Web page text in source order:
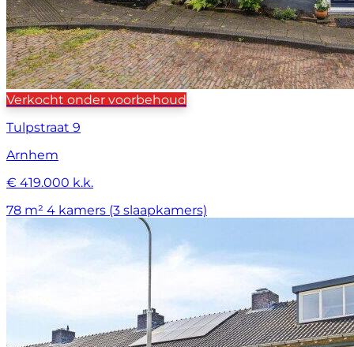
Verkocht onder voorbehoud
Tulpstraat 9
Arnhem
€ 419.000 k.k.
78 m² 4 kamers (3 slaapkamers)